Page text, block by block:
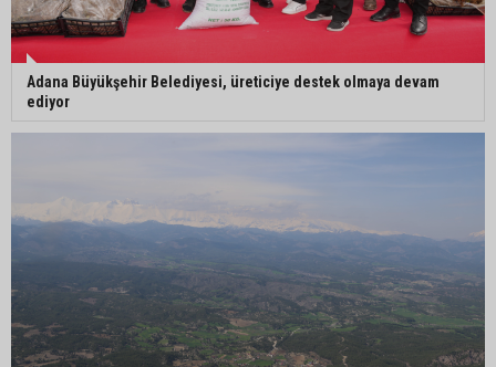
Adana Büyükşehir Belediyesi, üreticiye destek olmaya devam
ediyor